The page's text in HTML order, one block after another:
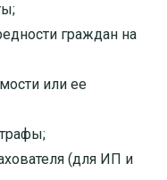
граждан на
или ее
(для ИП и